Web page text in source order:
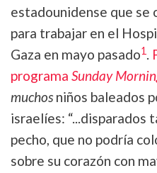
estadounidense que
para trabajar en el
Gaza en mayo pasado1.
programa Sunday
muchosniños baleados
israelíes:
pecho, que no podría
sobre su corazón con